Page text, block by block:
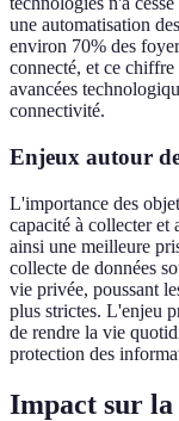
une automatisation
environ 70% des
connecté, et ce
avancées
connectivité.
Enjeux autour
L'importance des
capacité à collecter et
ainsi une meilleure
collecte de données
vie privée, poussant
plus strictes. L'enjeu
de rendre la vie
protection des
Impact sur